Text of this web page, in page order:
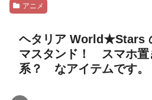
アニメ
ヘタリア World★Stars
マスタンド！ スマホ置
系？ なアイテムです。